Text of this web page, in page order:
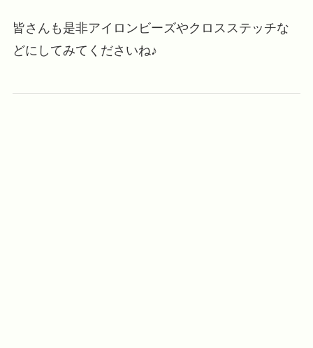
皆さんも是非アイロンビーズやクロスステッチな
どにしてみてくださいね♪